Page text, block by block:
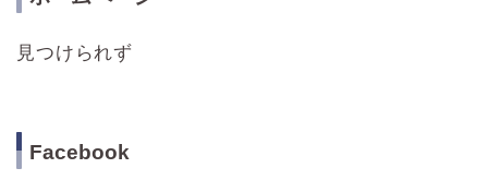
見つけられず
Facebook